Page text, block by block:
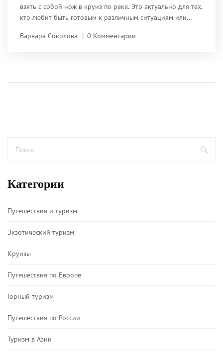
взять с собой нож в круиз по реке. Это актуально для тех,
кто любит быть готовым к различным ситуациям или
рассматриваются правила и рекомендации по провозу
Варвара Соколова 0 Комментарии
Категории
Путешествия и туризм
Экзотический туризм
Круизы
Путешествия по Европе
Горный туризм
Путешествия по России
Туризм в Азии